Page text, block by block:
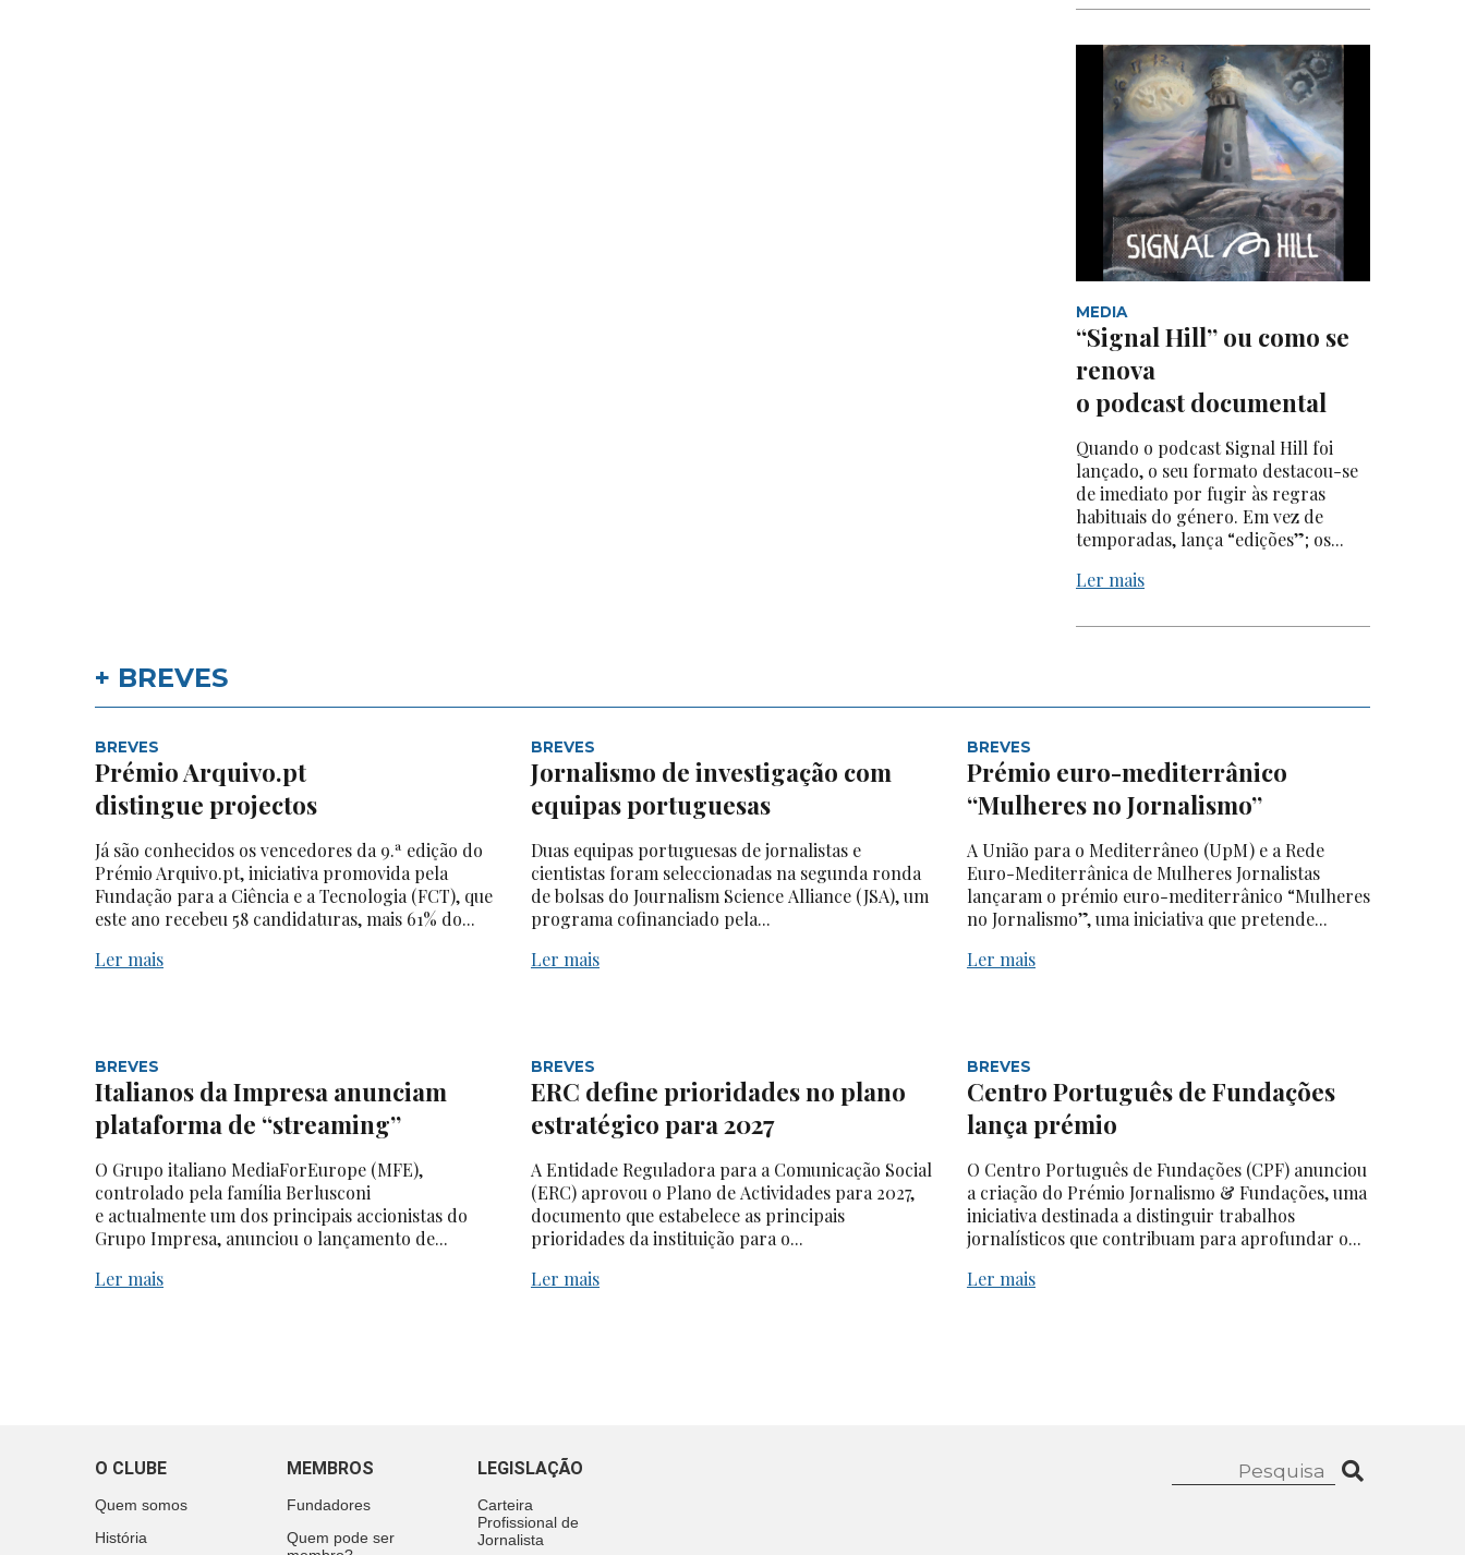
MEDIA
“Signal Hill” ou como se
renova
o podcast documental
Quando o podcast Signal Hill foi
lançado, o seu formato destacou-se
de imediato por fugir às regras
habituais do género. Em vez de
temporadas, lança “edições”; os...
Ler mais
+ BREVES
BREVES
Prémio Arquivo.pt
distingue projectos
Já são conhecidos os vencedores da 9.ª edição do
Prémio Arquivo.pt, iniciativa promovida pela
Fundação para a Ciência e a Tecnologia (FCT), que
este ano recebeu 58 candidaturas, mais 61% do...
Ler mais
BREVES
Jornalismo de investigação com
equipas portuguesas
Duas equipas portuguesas de jornalistas e
cientistas foram seleccionadas na segunda ronda
de bolsas do Journalism Science Alliance (JSA), um
programa cofinanciado pela...
Ler mais
BREVES
Prémio euro-mediterrânico
“Mulheres no Jornalismo”
A União para o Mediterrâneo (UpM) e a Rede
Euro-Mediterrânica de Mulheres Jornalistas
lançaram o prémio euro-mediterrânico “Mulheres
no Jornalismo”, uma iniciativa que pretende...
Ler mais
BREVES
Italianos da Impresa anunciam
plataforma de “streaming”
O Grupo italiano MediaForEurope (MFE),
controlado pela família Berlusconi
e actualmente um dos principais accionistas do
Grupo Impresa, anunciou o lançamento de...
Ler mais
BREVES
ERC define prioridades no plano
estratégico para 2027
A Entidade Reguladora para a Comunicação Social
(ERC) aprovou o Plano de Actividades para 2027,
documento que estabelece as principais
prioridades da instituição para o...
Ler mais
BREVES
Centro Português de Fundações
lança prémio
O Centro Português de Fundações (CPF) anunciou
a criação do Prémio Jornalismo & Fundações, uma
iniciativa destinada a distinguir trabalhos
jornalísticos que contribuam para aprofundar o...
Ler mais
O CLUBE
Quem somos
História
MEMBROS
Fundadores
Quem pode ser
LEGISLAÇÃO
Carteira
Profissional de
Jornalista